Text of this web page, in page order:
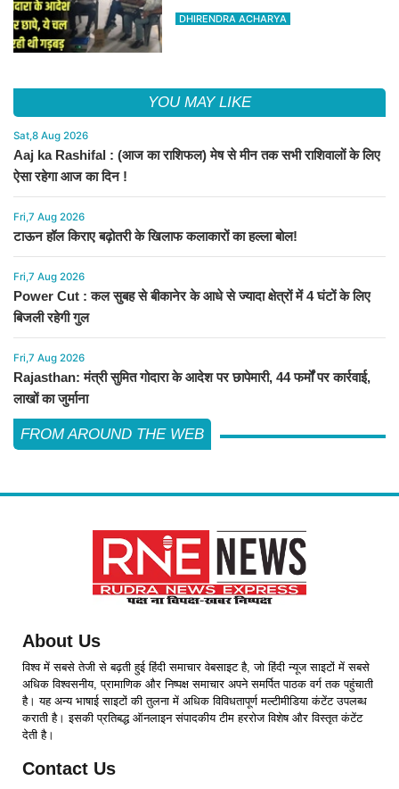
जुर्माना
DHIRENDRA ACHARYA
YOU MAY LIKE
Sat,8 Aug 2026
Aaj ka Rashifal : (आज का राशिफल) मेष से मीन तक सभी राशिवालों के लिए
ऐसा रहेगा आज का दिन !
Fri,7 Aug 2026
टाऊन हॉल किराए बढ़ोतरी के खिलाफ कलाकारों का हल्ला बोल!
Fri,7 Aug 2026
Power Cut : कल सुबह से बीकानेर के आधे से ज्यादा क्षेत्रों में 4 घंटों के लिए
बिजली रहेगी गुल
Fri,7 Aug 2026
Rajasthan: मंत्री सुमित गोदारा के आदेश पर छापेमारी, 44 फर्मों पर कार्रवाई,
लाखों का जुर्माना
FROM AROUND THE WEB
About Us
विश्व में सबसे तेजी से बढ़ती हुई हिंदी समाचार वेबसाइट है, जो हिंदी न्यूज साइटों में सबसे
अधिक विश्वसनीय, प्रामाणिक और निष्पक्ष समाचार अपने समर्पित पाठक वर्ग तक पहुंचाती
है। यह अन्य भाषाई साइटों की तुलना में अधिक विविधतापूर्ण मल्टीमीडिया कंटेंट उपलब्ध
कराती है। इसकी प्रतिबद्ध ऑनलाइन संपादकीय टीम हररोज विशेष और विस्तृत कंटेंट
देती है।
Contact Us